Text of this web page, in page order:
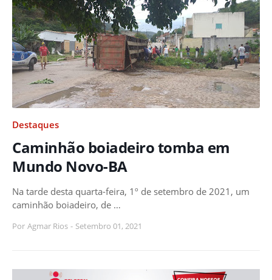
Destaques
Caminhão boiadeiro tomba em
Mundo Novo-BA
Na tarde desta quarta-feira, 1º de setembro de 2021, um
caminhão boiadeiro, de …
Por Agmar Rios - Setembro 01, 2021